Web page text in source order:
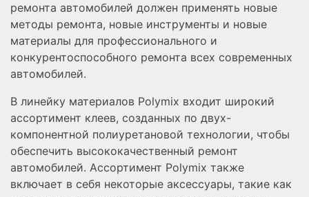
ремонта автомобилей должен применять новые
методы ремонта, новые инструменты и новые
материалы для профессионального и
конкурентоспособного ремонта всех современных
автомобилей.
В линейку материалов Polymix входит широкий
ассортимент клеев, созданных по двух-
компонентной полиуретановой технологии, чтобы
обеспечить высококачественный ремонт
автомобилей. Ассортимент Polymix также
включает в себя некоторые аксессуары, такие как